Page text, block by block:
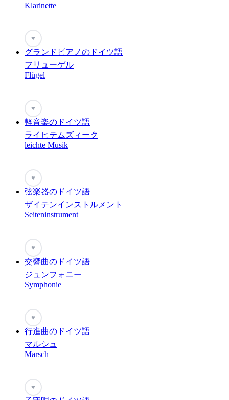
Klarinette
♥
グランドピアノのドイツ語
フリューゲル
Flügel
♥
軽音楽のドイツ語
ライヒテムズィーク
leichte Musik
♥
弦楽器のドイツ語
ザイテンインストルメント
Seiteninstrument
♥
交響曲のドイツ語
ジュンフォニー
Symphonie
♥
行進曲のドイツ語
マルシュ
Marsch
♥